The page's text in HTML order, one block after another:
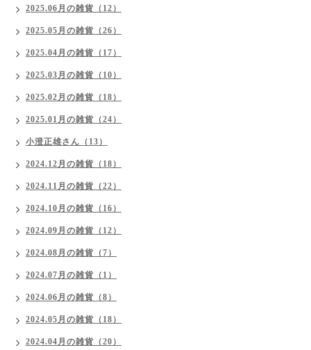
2025.06月の雑貨（12）
2025.05月の雑貨（26）
2025.04月の雑貨（17）
2025.03月の雑貨（10）
2025.02月の雑貨（18）
2025.01月の雑貨（24）
小澄正雄さん（13）
2024.12月の雑貨（18）
2024.11月の雑貨（22）
2024.10月の雑貨（16）
2024.09月の雑貨（12）
2024.08月の雑貨（7）
2024.07月の雑貨（1）
2024.06月の雑貨（8）
2024.05月の雑貨（18）
2024.04月の雑貨（20）